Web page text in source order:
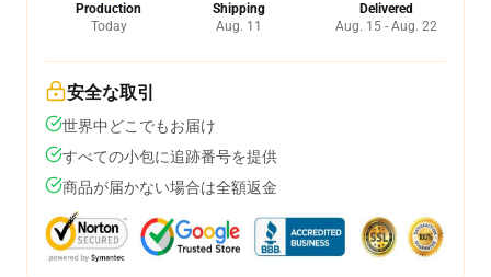
Production
Today
Shipping
Aug. 11
Delivered
Aug. 15 - Aug. 22
安全な取引
世界中どこでもお届け
すべての小包に追跡番号を提供
商品が届かない場合は全額返金